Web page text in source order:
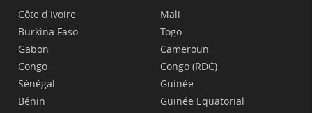
Côte d'Ivoire
Burkina Faso
Gabon
Congo
Sénégal
Bénin
Mali
Togo
Cameroun
Congo (RDC)
Guinée
Guinée Equatorial